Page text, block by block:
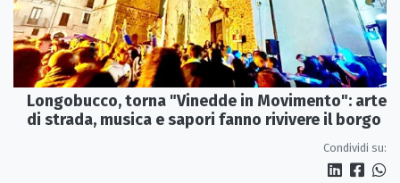
Longobucco, torna "Vinedde in Movimento": arte
di strada, musica e sapori fanno rivivere il borgo
Condividi su: